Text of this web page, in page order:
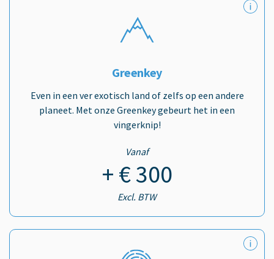
Greenkey
Even in een ver exotisch land of zelfs op een andere
planeet. Met onze Greenkey gebeurt het in een
vingerknip!
Vanaf
+ € 300
Excl. BTW